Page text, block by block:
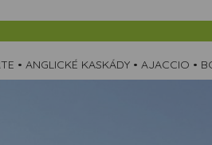
• ANGLICKÉ KASKÁDY • AJACCIO